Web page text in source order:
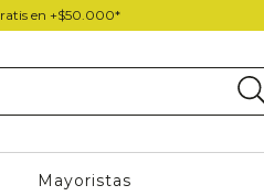
en +$50.000*
Mayoristas